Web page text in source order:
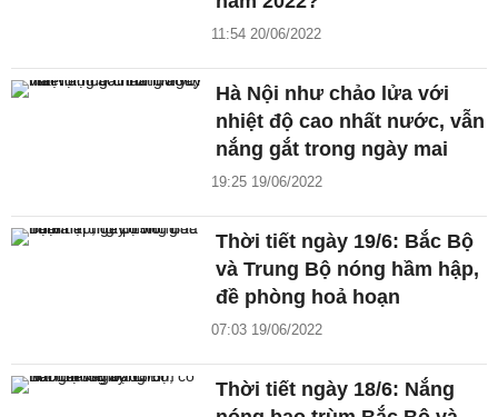
11:54 20/06/2022
Hà Nội như chảo lửa với
nhiệt độ cao nhất nước, vẫn
nắng gắt trong ngày mai
19:25 19/06/2022
Thời tiết ngày 19/6: Bắc Bộ
và Trung Bộ nóng hầm hập,
đề phòng hoả hoạn
07:03 19/06/2022
Thời tiết ngày 18/6: Nắng